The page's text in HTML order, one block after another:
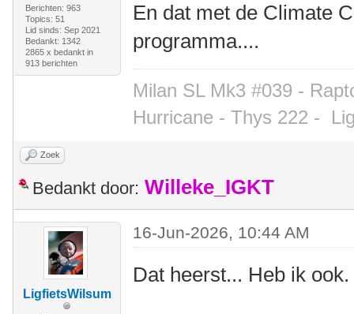
Berichten: 963
Topics: 51
Lid sinds: Sep 2021
Bedankt: 1342
2865 x bedankt in
913 berichten
En dat met de Climate
programma....
Milan SL Mk3 #039 -
Hurricane - Thys 222 -
Zoek
Bedankt door: Willeke_IGKT
LigfietsWilsum
16-Jun-2026, 10:44 AM
Dat heerst... Heb ik ook.